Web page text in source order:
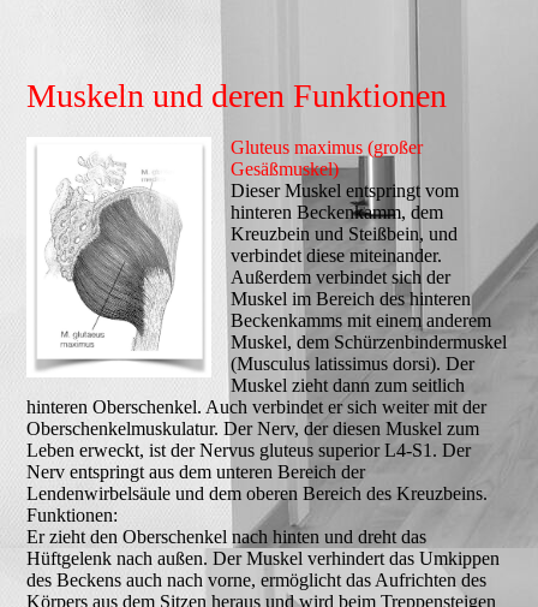
Muskeln und deren Funktionen
Gluteus maximus (großer
Gesäßmuskel)
Dieser Muskel entspringt vom
hinteren Beckenkamm, dem
Kreuzbein und Steißbein, und
verbindet diese miteinander.
Außerdem verbindet sich der
Muskel im Bereich des hinteren
Beckenkamms mit einem anderem
Muskel, dem Schürzenbindermuskel
(Musculus latissimus dorsi). Der
Muskel zieht dann zum seitlich
hinteren Oberschenkel. Auch verbindet er sich weiter mit der
Oberschenkelmuskulatur. Der Nerv, der diesen Muskel zum
Leben erweckt, ist der Nervus gluteus superior L4-S1. Der
Nerv entspringt aus dem unteren Bereich der
Lendenwirbelsäule und dem oberen Bereich des Kreuzbeins.
Funktionen:
Er zieht den Oberschenkel nach hinten und dreht das
Hüftgelenk nach außen. Der Muskel verhindert das Umkippen
des Beckens auch nach vorne, ermöglicht das Aufrichten des
Körpers aus dem Sitzen heraus und wird beim Treppensteigen